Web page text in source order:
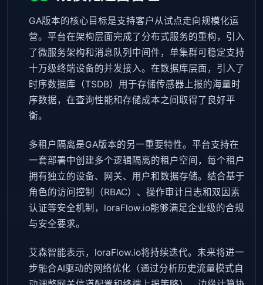
GA版本的核心目标是支持客户从试点走向规模化运
营。平台在架构层面完成了分布式服务的重构，引入
了微服务架构和消息队列中间件，单集群可稳定支持
十万级终端设备的并发接入。在数据库层面，引入了
时序数据库（TSDB）用于存储传感器上报的海量时
序数据，在查询性能和存储成本之间取得了良好平
衡。
多租户隔离是GA版本的另一重要特性。平台支持在
一套部署中创建多个逻辑隔离的租户空间，每个租户
拥有独立的设备、网关、用户和数据存储。结合基于
角色的访问控制（RBAC）、操作审计日志和双因素
认证等安全机制，loraFlow.io能够满足企业级的合规
与安全要求。
艾森智能表示，loraFlow.io将持续迭代。未来将进一
步融合AI驱动的网络优化（通过分析历史流量模式自